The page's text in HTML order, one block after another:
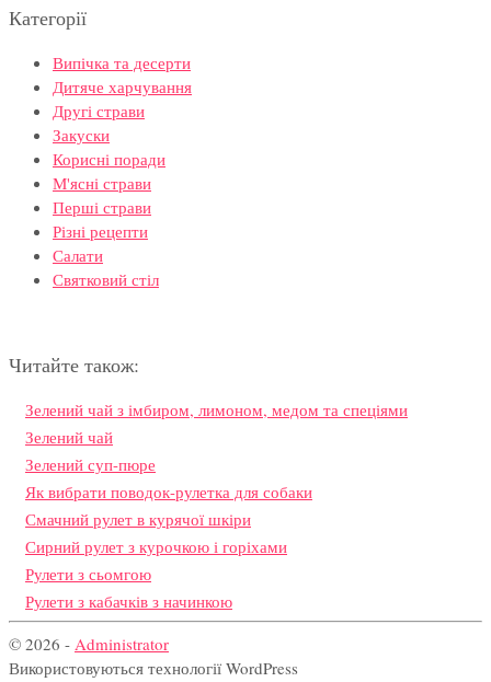
Категорії
Випічка та десерти
Дитяче харчування
Другі страви
Закуски
Корисні поради
М'ясні страви
Перші страви
Різні рецепти
Салати
Святковий стіл
Читайте також:
Зелений чай з імбиром, лимоном, медом та спеціями
Зелений чай
Зелений суп-пюре
Як вибрати поводок-рулетка для собаки
Смачний рулет в курячої шкіри
Сирний рулет з курочкою і горіхами
Рулети з сьомгою
Рулети з кабачків з начинкою
© 2026 - Administrator
Використовуються технології WordPress